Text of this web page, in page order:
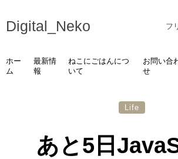
Digital_Neko フ
ホー
ム
最新情
報
ねこにごはんにつ
いて
お問い合
せ
Life
あと5日